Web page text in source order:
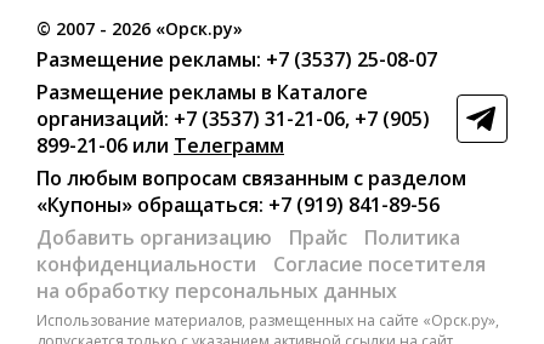
© 2007 - 2026 «Орск.ру»
Размещение рекламы: +7 (3537) 25-08-07
Размещение рекламы в Каталоге
организаций: +7 (3537) 31-21-06, +7 (905)
899-21-06 или Телеграмм
По любым вопросам связанным с разделом
«Купоны» обращаться: +7 (919) 841-89-56
Добавить организацию
Прайс
Политика
конфиденциальности
Согласие посетителя
на обработку персональных данных
Использование материалов, размещенных на сайте «Орск.ру»,